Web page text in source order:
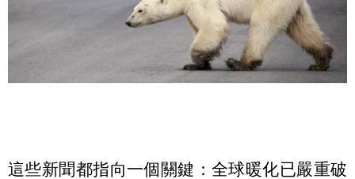
這些新聞都指向一個關鍵：全球暖化已嚴重破